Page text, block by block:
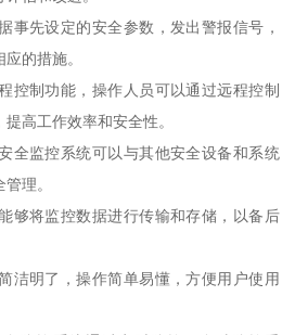
事先设定的安全参数，发出警报信号，
的措施。
控制功能，操作人员可以通过远程控制
高工作效率和安全性。
全监控系统可以与其他安全设备和系统
理。
够将监控数据进行传输和存储，以备后
洁明了，操作简单易懂，方便用户使用